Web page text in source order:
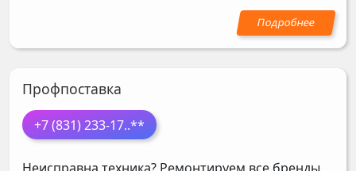
Профпоставка
+7 (831) 233-17..**